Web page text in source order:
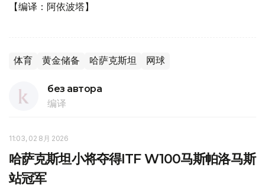
【编译：阿依波塔】
体育 黄金储备 哈萨克斯坦 网球
без автора
编译
11:03, 02 8月 2026
哈萨克斯坦小将夺得ITF W100马斯帕洛马斯
站冠军